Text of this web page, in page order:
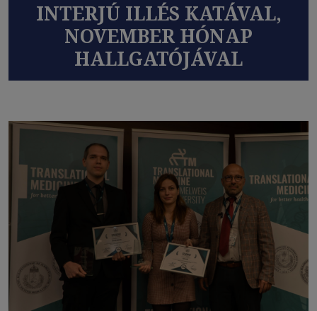
INTERJÚ ILLÉS KATÁVAL,
NOVEMBER HÓNAP
HALLGATÓJÁVAL